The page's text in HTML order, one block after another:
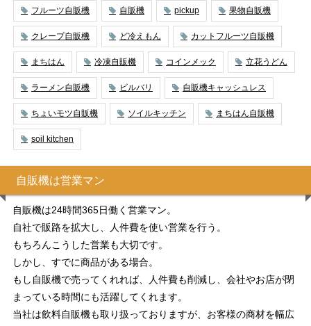
フルーツ自販機 自販機 pickup 果物自販機
クレープ自販機 ど冷えもん カットフルーツ自販機
まちはん 冷凍自販機 コインメック 立花うどん
ラーメン自販機 ビルバリ 自販機キャッシュレス
ちょいモツ自販機 ソイルキッチン まちはん自販機
soil kitchen
自販機は営業マン
自販機は24時間365日働く営業マン。
自社で販路を拡大し、人件費を使い営業を行う。
もちろんこうした営業も大切です。
しかし、すでに商品がある場合。
もし自販機で売ってくれれば、人件費も削減し、会社やお店が閉
まっている時間にも活躍してくれます。
当社は飲料自販機も取り扱っておりますが、お客様の商材を幅広